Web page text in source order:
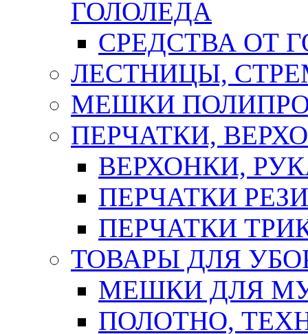
ГОЛОЛЕДА
СРЕДСТВА ОТ
ЛЕСТНИЦЫ,
МЕШКИ
ПЕРЧАТКИ,
ВЕРХОНКИ,
ПЕРЧАТКИ
ПЕРЧАТКИ
ТОВАРЫ ДЛЯ
МЕШКИ ДЛЯ
ПОЛОТНО,